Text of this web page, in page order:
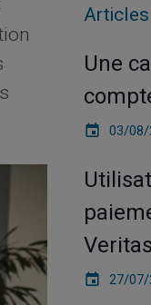
Une
03/08/
Veritas
27/07/